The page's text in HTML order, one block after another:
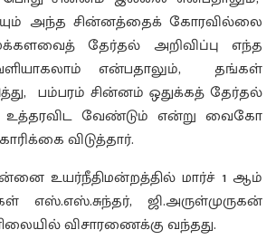
அந்த சின்னத்தைக் கோரவில்லை
தேர்தல் அறிவிப்பு எந்த
என்பதாலும், தங்கள்
பம்பரம் சின்னம் ஒதுக்கத் தேர்தல்
வேண்டும் என்று வைகோ
விடுத்தார்.
உயர்நீதிமன்றத்தில் மார்ச் 1 ஆம்
எஸ்.எஸ்.சுந்தர், ஜி.அருள்முருகன்
விசாரணைக்கு வந்தது.